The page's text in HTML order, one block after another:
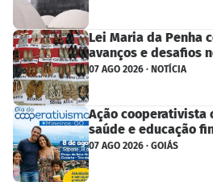
Lei Maria da Penha
avanços e desafios
07 AGO 2026 · NOTÍCIA
Ação cooperativista
saúde e educação
07 AGO 2026 · GOIÁS